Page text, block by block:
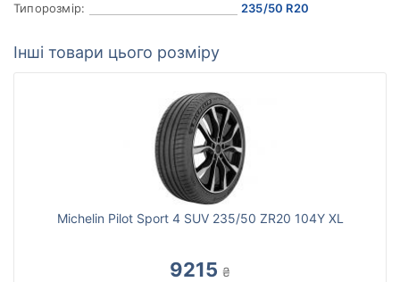
Типорозмір:
235/50 R20
Інші товари цього розміру
Michelin Pilot Sport 4 SUV 235/50 ZR20 104Y XL
9215 ₴